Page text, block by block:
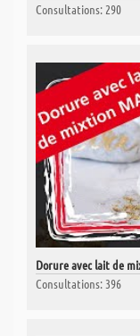
Consultations: 290
Dorure avec lait de
Consultations: 396